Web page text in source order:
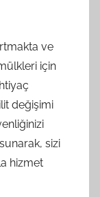
ve
için
değişimi
sizi
hizmet